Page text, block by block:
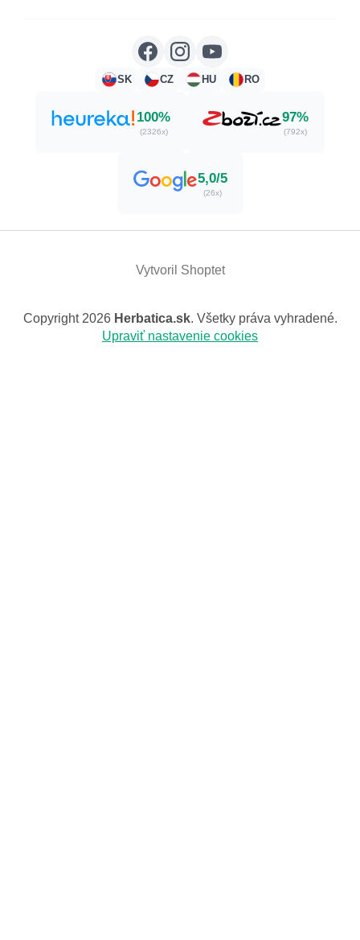
SK CZ HU RO
100%
(2326x)
97%
(792x)
5,0/5
(26x)
Vytvoril Shoptet
Copyright 2026 Herbatica.sk. Všetky práva vyhradené.
Upraviť nastavenie cookies